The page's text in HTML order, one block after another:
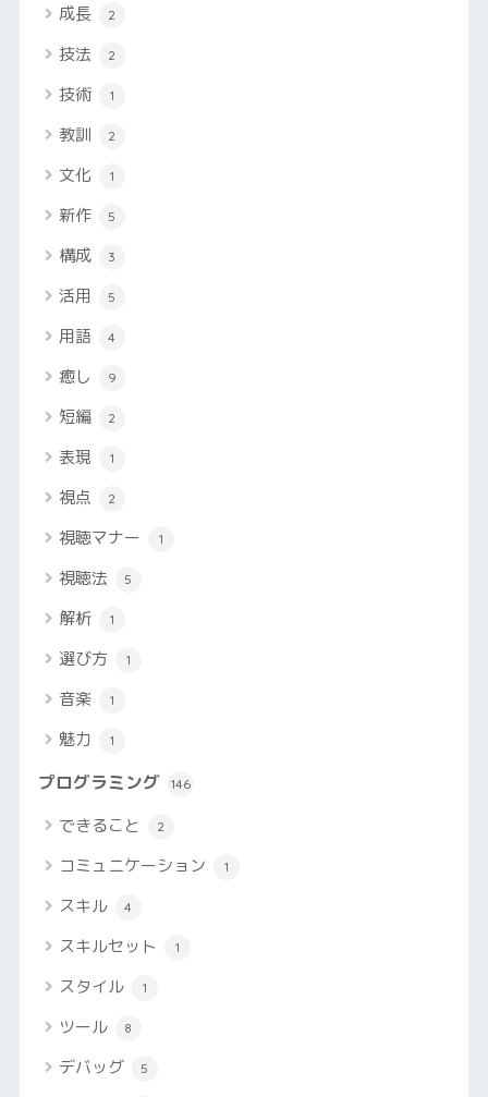
成長 2
技法 2
技術 1
教訓 2
文化 1
新作 5
構成 3
活用 5
用語 4
癒し 9
短編 2
表現 1
視点 2
視聴マナー 1
視聴法 5
解析 1
選び方 1
音楽 1
魅力 1
プログラミング 146
できること 2
コミュニケーション 1
スキル 4
スキルセット 1
スタイル 1
ツール 8
デバッグ 5